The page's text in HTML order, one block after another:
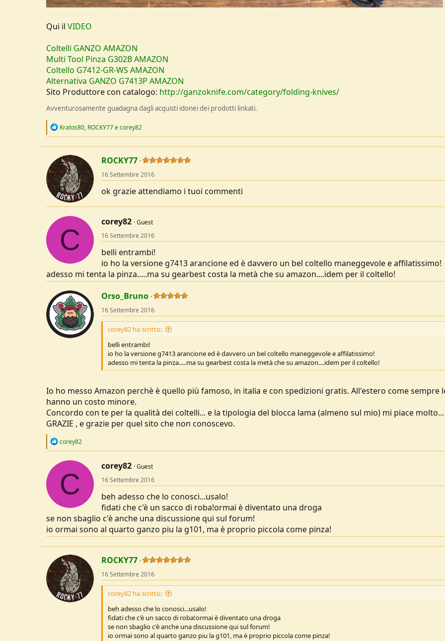
Qui il VIDEO
Coltelli GANZO AMAZON
Multi Tool Pinza G302B AMAZON
Coltello G7412-GR-WS AMAZON
Alternativa GANZO G7413P AMAZON
Sito Produttore con catalogo: http://ganzoknife.com/category/folding-knives/
Avventurosamente guadagna dagli acquisti idonei dei prodotti linkati.
R
t
i
o
n
s
:
Kratos80, ROCKY77ecorey82
ROCKY77
16 Settembre 2016
ok grazie attendiamo i tuoi commenti
C
corey82 Guest
16 Settembre 2016
belli entrambi!
io ho la versione g7413 arancione ed è davvero un bel coltello maneggevole e affilatissimo!
adesso mi tenta la pinza.....ma su gearbest costa la metà che su amazon....idem per il coltello!
Orso_Bruno
16 Settembre 2016
corey82 ha scritto:
belli entrambi!
io ho la versione g7413 arancione ed è davvero un bel coltello maneggevole e affilatissimo!
adesso mi tenta la pinza.....ma su gearbest costa la metà che su amazon....idem per il coltello!
Io ho messo Amazon perchè è quello più famoso, in italia e con spedizioni gratis. All'estero come sempre
hanno un costo minore.
Concordo con te per la qualità dei coltelli... e la tipologia del blocca lama (almeno sul mio) mi piace molto...
GRAZIE , e grazie per quel sito che non conoscevo.
R
c
o
s
corey82
C
corey82 Guest
16 Settembre 2016
beh adesso che lo conosci...usalo!
fidati che c'è un sacco di roba!ormai è diventato una droga
se non sbaglio c'è anche una discussione qui sul forum!
io ormai sono al quarto ganzo piu la g101, ma è proprio piccola come pinza!
ROCKY77
16 Settembre 2016
corey82 ha scritto:
beh adesso che lo conosci...usalo!
fidati che c'è un sacco di roba!ormai è diventato una droga
se non sbaglio c'è anche una discussione qui sul forum!
io ormai sono al quarto ganzo piu la g101, ma è proprio piccola come pinza!